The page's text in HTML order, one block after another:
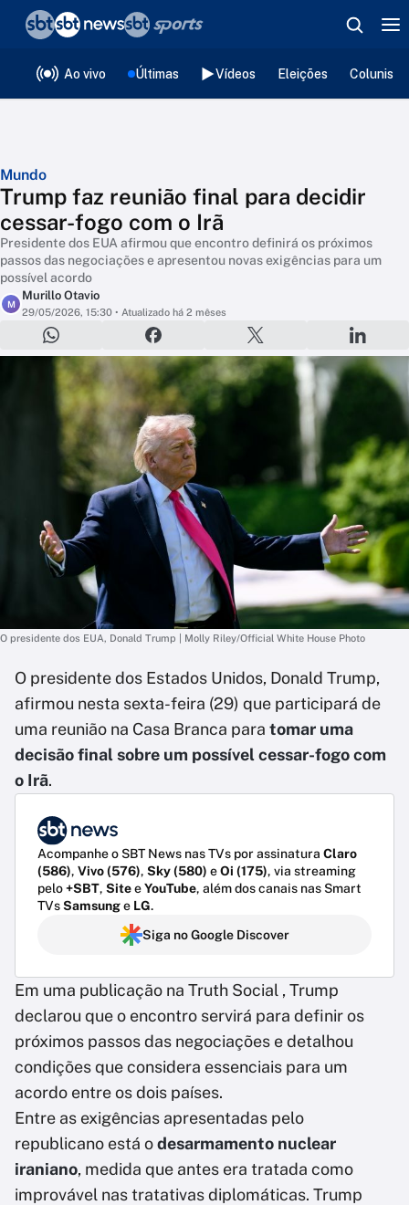
Ao vivo Últimas Vídeos Eleições
Mundo
Trump faz reunião final para decidir
cessar-fogo com o Irã
Presidente dos EUA afirmou que encontro definirá os próximos
passos das negociações e apresentou novas exigências para um
possível acordo
M
Murillo Otavio
29/05/2026, 15:30 • Atualizado há 2 mêses
O presidente dos EUA, Donald Trump | Molly Riley/Official White House Photo
O presidente dos Estados Unidos, Donald Trump,
afirmou nesta sexta-feira (29) que participará de
uma reunião na Casa Branca para tomar uma
decisão final sobre um possível cessar-fogo com
o Irã.
Acompanhe o SBT News nas TVs por assinatura Claro
(586), Vivo (576), Sky (580) eOi (175), via streaming
pelo+SBT, SiteeYouTube, além dos canais nas Smart
TVsSamsunge LG.
Siga no Google Discover
Em uma publicação na Truth Social , Trump
declarou que o encontro servirá para definir os
próximos passos das negociações e detalhou
condições que considera essenciais para um
acordo entre os dois países.
Entre as exigências apresentadas pelo
republicano está odesarmamento nuclear
iraniano, medida que antes era tratada como
improvável nas tratativas diplomáticas. Trump
❮voltar
Editorias